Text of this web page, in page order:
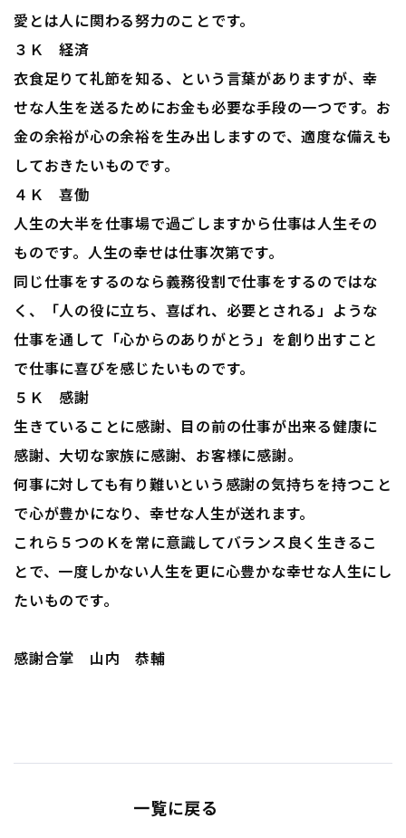
愛とは人に関わる努力のことです。
３Ｋ 経済
衣食足りて礼節を知る、という言葉がありますが、幸
せな人生を送るためにお金も必要な手段の一つです。お
金の余裕が心の余裕を生み出しますので、適度な備えも
しておきたいものです。
４Ｋ 喜働
人生の大半を仕事場で過ごしますから仕事は人生その
ものです。人生の幸せは仕事次第です。
同じ仕事をするのなら義務役割で仕事をするのではな
く、「人の役に立ち、喜ばれ、必要とされる」ような
仕事を通して「心からのありがとう」を創り出すこと
で仕事に喜びを感じたいものです。
５Ｋ 感謝
生きていることに感謝、目の前の仕事が出来る健康に
感謝、大切な家族に感謝、お客様に感謝。
何事に対しても有り難いという感謝の気持ちを持つこと
で心が豊かになり、幸せな人生が送れます。
これら５つのＫを常に意識してバランス良く生きるこ
とで、一度しかない人生を更に心豊かな幸せな人生にし
たいものです。
感謝合掌 山内 恭輔
一覧に戻る